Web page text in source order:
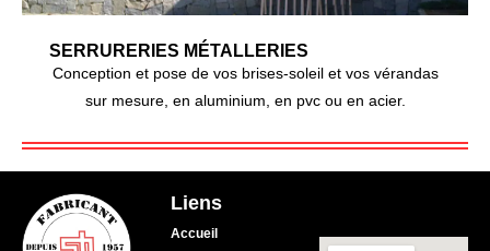
SERRURERIES MÉTALLERIES
Conception et pose de vos brises-soleil et vos vérandas
sur mesure, en aluminium, en pvc ou en acier.
Liens
Accueil